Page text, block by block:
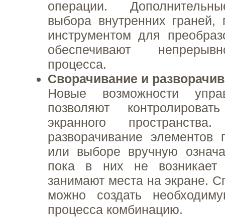
операции.
выбора внутренних граней,
инструментом для
обеспечивают
процесса.
Сворачивание и
Новые возможности
позволяют
экранного пространства.
разворачивание элементов
или выборе вручную
пока в них не возникает
занимают места на экране.
можно создать
процесса комбинацию.